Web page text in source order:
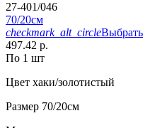
27-401/046
70/20см
checkmark_alt_circleВыбрать
497.42 р.
По 1 шт
Цвет хаки/золотистый
Размер 70/20см